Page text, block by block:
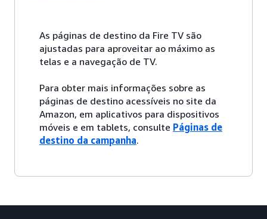
As páginas de destino da Fire TV são
ajustadas para aproveitar ao máximo as
telas e a navegação de TV.
Para obter mais informações sobre as
páginas de destino acessíveis no site da
Amazon, em aplicativos para dispositivos
móveis e em tablets, consulte Páginas de
destino da campanha.